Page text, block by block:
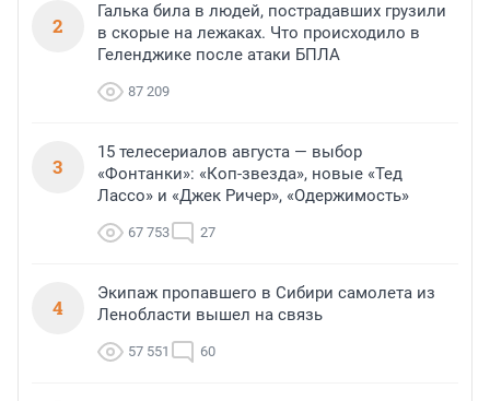
2
Галька била в людей, пострадавших грузили
в скорые на лежаках. Что происходило в
Геленджике после атаки БПЛА
87 209
3
15 телесериалов августа — выбор
«Фонтанки»: «Коп-звезда», новые «Тед
Лассо» и «Джек Ричер», «Одержимость»
67 753 27
4
Экипаж пропавшего в Сибири самолета из
Ленобласти вышел на связь
57 551 60